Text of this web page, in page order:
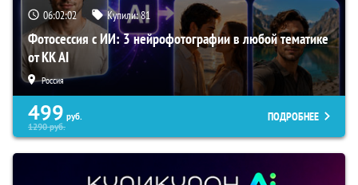
06:02:01 Купили:81
Фотосессия с ИИ: 3 нейрофотографии в любой тематике
от KK AI
Россия
499 руб.
1290руб.
ПОДРОБНЕЕ